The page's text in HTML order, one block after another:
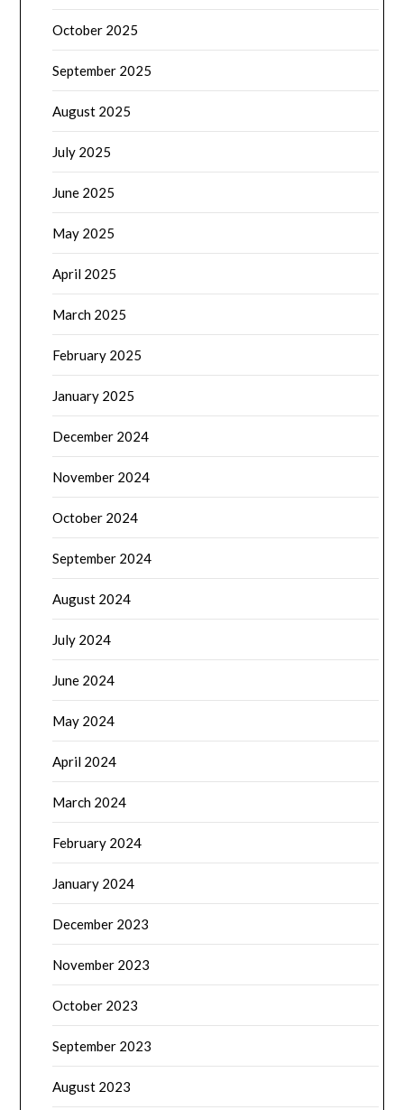
October 2025
September 2025
August 2025
July 2025
June 2025
May 2025
April 2025
March 2025
February 2025
January 2025
December 2024
November 2024
October 2024
September 2024
August 2024
July 2024
June 2024
May 2024
April 2024
March 2024
February 2024
January 2024
December 2023
November 2023
October 2023
September 2023
August 2023